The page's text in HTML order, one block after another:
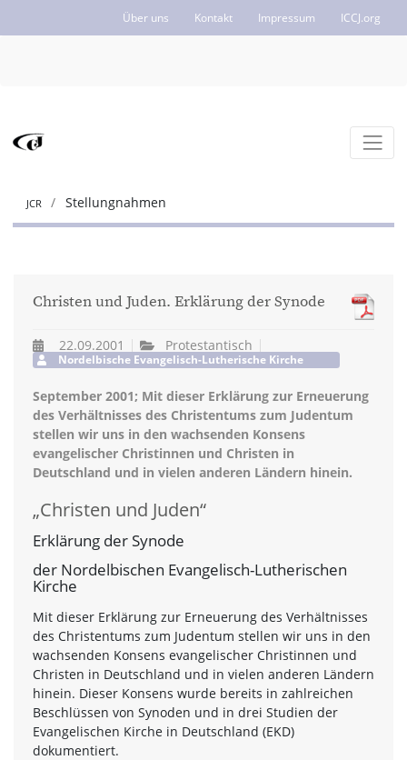
Über uns Kontakt Impressum ICCJ.org
JCR Stellungnahmen
Christen und Juden. Erklärung der Synode
22.09.2001 Protestantisch
Nordelbische Evangelisch-Lutherische Kirche
September 2001; Mit dieser Erklärung zur Erneuerung
des Verhältnisses des Christentums zum Judentum
stellen wir uns in den wachsenden Konsens
evangelischer Christinnen und Christen in
Deutschland und in vielen anderen Ländern hinein.
„Christen und Juden“
Erklärung der Synode
der Nordelbischen Evangelisch-Lutherischen
Kirche
Mit dieser Erklärung zur Erneuerung des Verhältnisses
des Christentums zum Judentum stellen wir uns in den
wachsenden Konsens evangelischer Christinnen und
Christen in Deutschland und in vielen anderen Ländern
hinein. Dieser Konsens wurde bereits in zahlreichen
Beschlüssen von Synoden und in drei Studien der
Evangelischen Kirche in Deutschland (EKD)
dokumentiert.